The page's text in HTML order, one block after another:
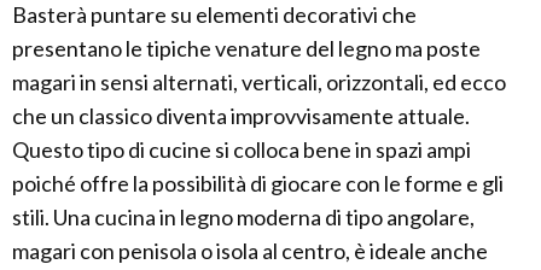
Basterà puntare su elementi decorativi che
presentano le tipiche venature del legno ma poste
magari in sensi alternati, verticali, orizzontali, ed ecco
che un classico diventa improvvisamente attuale.
Questo tipo di cucine si colloca bene in spazi ampi
poiché offre la possibilità di giocare con le forme e gli
stili. Una cucina in legno moderna di tipo angolare,
magari con penisola o isola al centro, è ideale anche